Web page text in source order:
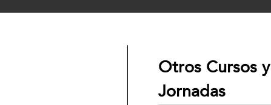
Otros Cursos y
Jornadas